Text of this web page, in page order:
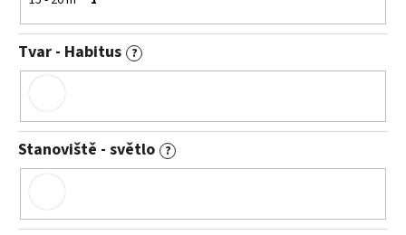
Tvar - Habitus ?
Stanoviště - světlo ?